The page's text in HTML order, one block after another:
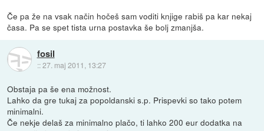
Če pa že na vsak način hočeš sam voditi knjige rabiš pa kar nekaj
časa. Pa se spet tista urna postavka še bolj zmanjša.
fosil
::27. maj 2011, 13:27
Obstaja pa še ena možnost.
Lahko da gre tukaj za popoldanski s.p. Prispevki so tako potem
minimalni.
Če nekje delaš za minimalno plačo, ti lahko 200 eur dodatka na